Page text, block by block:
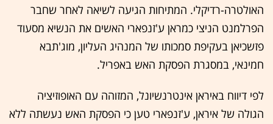
האולטרה-רדיקלי. המתיחות הגיעה לשיאה לאחר שחבר
הפרלמנט הניצי כמראן ע'זנפארי האשים את הנשיא מסעוד
פזשכיאן בעקיפת סמכותו של המנהיג העליון, מוג'תבא
חמינאי, במסגרת הפסקת האש באפריל.
לפי דיווח באיראן אינטרנשיונל, המזוהה עם האופוזיציה
הגולה של איראן, ע'זנפארי טען כי הפסקת האש נעשתה ללא